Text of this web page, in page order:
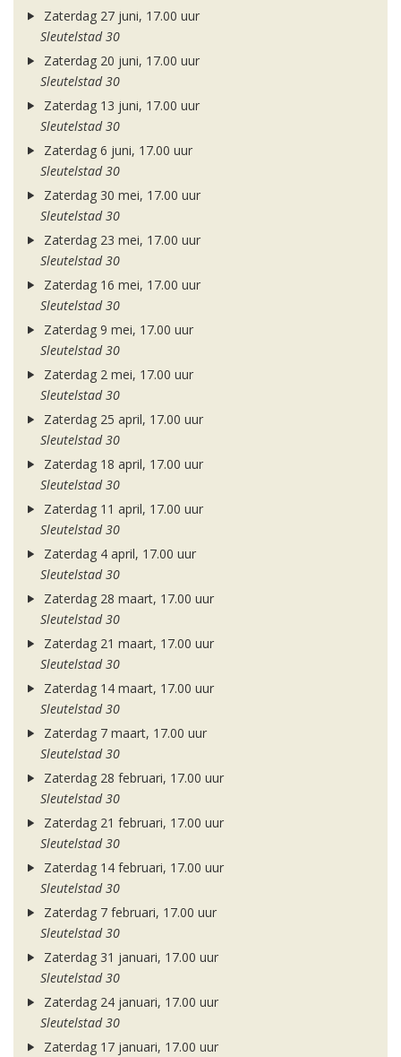
Zaterdag 27 juni, 17.00 uur
Sleutelstad 30
Zaterdag 20 juni, 17.00 uur
Sleutelstad 30
Zaterdag 13 juni, 17.00 uur
Sleutelstad 30
Zaterdag 6 juni, 17.00 uur
Sleutelstad 30
Zaterdag 30 mei, 17.00 uur
Sleutelstad 30
Zaterdag 23 mei, 17.00 uur
Sleutelstad 30
Zaterdag 16 mei, 17.00 uur
Sleutelstad 30
Zaterdag 9 mei, 17.00 uur
Sleutelstad 30
Zaterdag 2 mei, 17.00 uur
Sleutelstad 30
Zaterdag 25 april, 17.00 uur
Sleutelstad 30
Zaterdag 18 april, 17.00 uur
Sleutelstad 30
Zaterdag 11 april, 17.00 uur
Sleutelstad 30
Zaterdag 4 april, 17.00 uur
Sleutelstad 30
Zaterdag 28 maart, 17.00 uur
Sleutelstad 30
Zaterdag 21 maart, 17.00 uur
Sleutelstad 30
Zaterdag 14 maart, 17.00 uur
Sleutelstad 30
Zaterdag 7 maart, 17.00 uur
Sleutelstad 30
Zaterdag 28 februari, 17.00 uur
Sleutelstad 30
Zaterdag 21 februari, 17.00 uur
Sleutelstad 30
Zaterdag 14 februari, 17.00 uur
Sleutelstad 30
Zaterdag 7 februari, 17.00 uur
Sleutelstad 30
Zaterdag 31 januari, 17.00 uur
Sleutelstad 30
Zaterdag 24 januari, 17.00 uur
Sleutelstad 30
Zaterdag 17 januari, 17.00 uur